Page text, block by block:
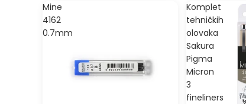
Mine
4162
0.7mm
Komplet
tehničkih
olovaka
Sakura
Pigma
Micron
3
fineliners